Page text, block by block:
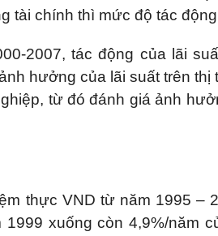
tài chính thì mức độ tác
2007, tác động của lãi
hưởng của lãi suất trên
từ đó đánh giá ảnh
thực VND từ năm 1995 –
xuống còn 4,9%/năm